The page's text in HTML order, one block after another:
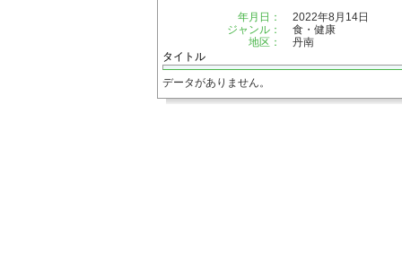
年月日：
2022年8月14日
ジャンル：
食・健康
地区：
丹南
タイトル
データがありません。